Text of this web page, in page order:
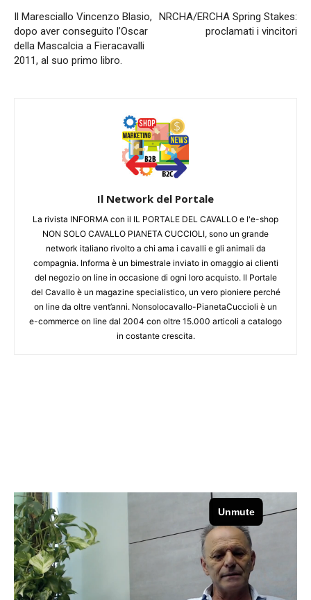
Il Maresciallo Vincenzo Blasio,
dopo aver conseguito l’Oscar
della Mascalcia a Fieracavalli
2011, al suo primo libro.
NRCHA/ERCHA Spring Stakes:
proclamati i vincitori
Il Network del Portale
La rivista INFORMA con il IL PORTALE DEL CAVALLO e l'e-shop
NON SOLO CAVALLO PIANETA CUCCIOLI, sono un grande
network italiano rivolto a chi ama i cavalli e gli animali da
compagnia. Informa è un bimestrale inviato in omaggio ai clienti
del negozio on line in occasione di ogni loro acquisto. Il Portale
del Cavallo è un magazine specialistico, un vero pioniere perché
on line da oltre vent’anni. Nonsolocavallo-PianetaCuccioli è un
e-commerce on line dal 2004 con oltre 15.000 articoli a catalogo
in costante crescita.